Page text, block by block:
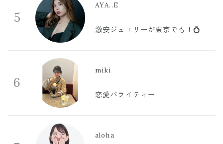
5
AYA..E
激安ジュエリーが東京でも！💍
6
miki
恋愛バライティー
aloha